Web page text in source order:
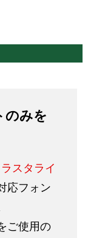
のみを
スタライ
応フォン
ご使用の